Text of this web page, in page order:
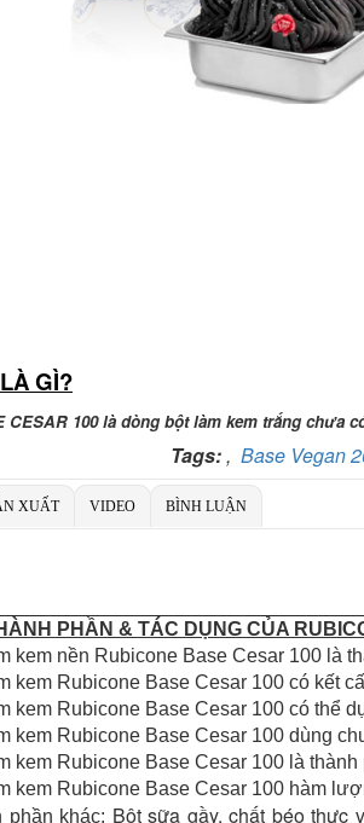
GÌ?
CESAR 100 là dòng bột làm kem trắng
Tags:, Base Vegan
XUẤT VIDEO BÌNH LUẬN
PHẦN & TÁC DỤNG CỦA
kem nền Rubicone Base Cesar 100 là
kem Rubicone Base Cesar 100 có kết
kem Rubicone Base Cesar 100 có thể
kem Rubicone Base Cesar 100 dùng
kem Rubicone Base Cesar 100 là
kem Rubicone Base Cesar 100 hàm
phần khác: Bột sữa gầy, chất béo thực